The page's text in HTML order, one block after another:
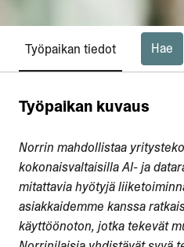
Työpaikan tiedot Hae
Työpaikan kuvaus
Norrin mahdollistaa
kokonaisvaltaisilla AI- ja
mitattavia hyötyjä
asiakkaidemme kanssa
käyttöönoton, jotka tekevät